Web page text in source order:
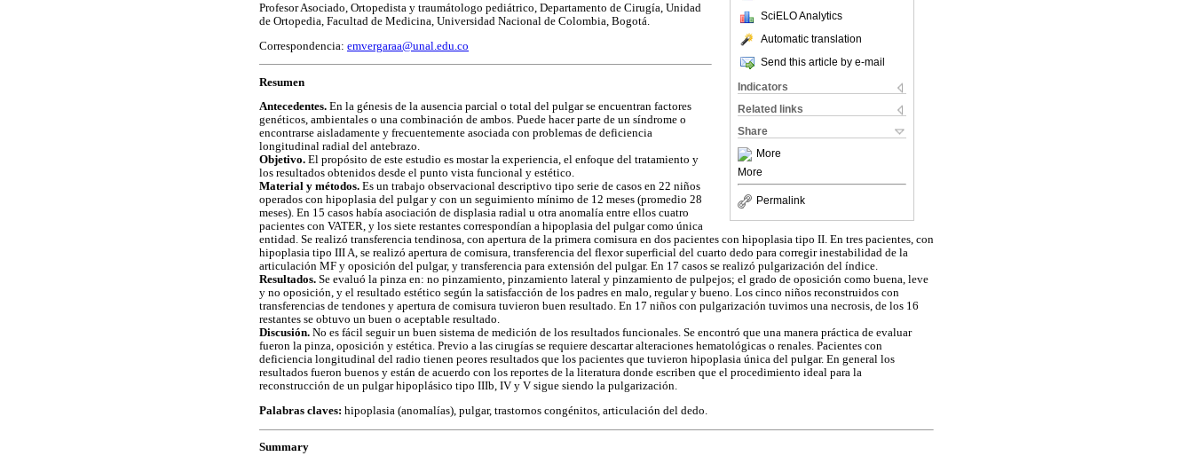
SciELO Analytics
Automatic translation
Send this article by e-mail
Indicators
Related links
Share
More
More
Permalink
Profesor Asociado, Ortopedista y traumátologo pediátrico, Departamento de Cirugía, Unidad
de Ortopedia, Facultad de Medicina, Universidad Nacional de Colombia, Bogotá.
Correspondencia: emvergaraa@unal.edu.co
Resumen
Antecedentes. En la génesis de la ausencia parcial o total del pulgar se encuentran factores
genéticos, ambientales o una combinación de ambos. Puede hacer parte de un síndrome o
encontrarse aisladamente y frecuentemente asociada con problemas de deficiencia
longitudinal radial del antebrazo.
Objetivo. El propósito de este estudio es mostar la experiencia, el enfoque del tratamiento y
los resultados obtenidos desde el punto vista funcional y estético.
Material y métodos. Es un trabajo observacional descriptivo tipo serie de casos en 22 niños
operados con hipoplasia del pulgar y con un seguimiento mínimo de 12 meses (promedio 28
meses). En 15 casos había asociación de displasia radial u otra anomalía entre ellos cuatro
pacientes con VATER, y los siete restantes correspondían a hipoplasia del pulgar como única
entidad. Se realizó transferencia tendinosa, con apertura de la primera comisura en dos pacientes con hipoplasia tipo II. En tres pacientes, con
hipoplasia tipo III A, se realizó apertura de comisura, transferencia del flexor superficial del cuarto dedo para corregir inestabilidad de la
articulación MF y oposición del pulgar, y transferencia para extensión del pulgar. En 17 casos se realizó pulgarización del índice.
Resultados. Se evaluó la pinza en: no pinzamiento, pinzamiento lateral y pinzamiento de pulpejos; el grado de oposición como buena, leve
y no oposición, y el resultado estético según la satisfacción de los padres en malo, regular y bueno. Los cinco niños reconstruidos con
transferencias de tendones y apertura de comisura tuvieron buen resultado. En 17 niños con pulgarización tuvimos una necrosis, de los 16
restantes se obtuvo un buen o aceptable resultado.
Discusión. No es fácil seguir un buen sistema de medición de los resultados funcionales. Se encontró que una manera práctica de evaluar
fueron la pinza, oposición y estética. Previo a las cirugías se requiere descartar alteraciones hematológicas o renales. Pacientes con
deficiencia longitudinal del radio tienen peores resultados que los pacientes que tuvieron hipoplasia única del pulgar. En general los
resultados fueron buenos y están de acuerdo con los reportes de la literatura donde escriben que el procedimiento ideal para la
reconstrucción de un pulgar hipoplásico tipo IIIb, IV y V sigue siendo la pulgarización.
Palabras claves: hipoplasia (anomalías), pulgar, trastornos congénitos, articulación del dedo.
Summary